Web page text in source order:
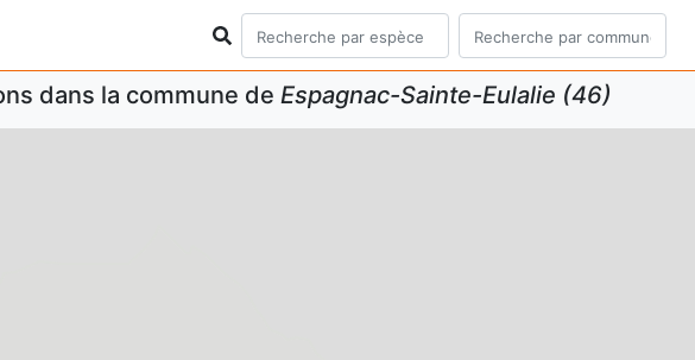
dans la commune de Espagnac-Sainte-Eulalie (46)